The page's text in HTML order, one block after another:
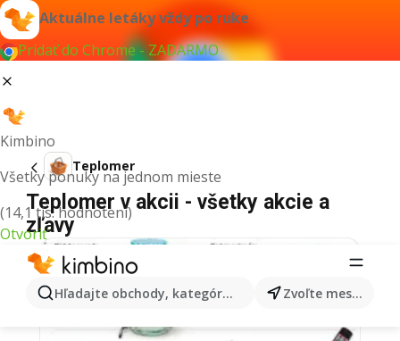
Aktuálne letáky vždy po ruke
Pridať do Chrome - ZADARMO
Kimbino
Všetky ponuky na jednom mieste
(14,1 tis. hodnotení)
Otvoriť
Hľadajte obchody, kategórie, produkty... Zvoľte mesto
Teplomer
Teplomer v akcii - všetky akcie a
zľavy